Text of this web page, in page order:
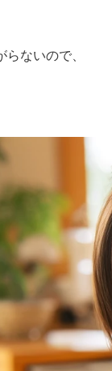
らないので、